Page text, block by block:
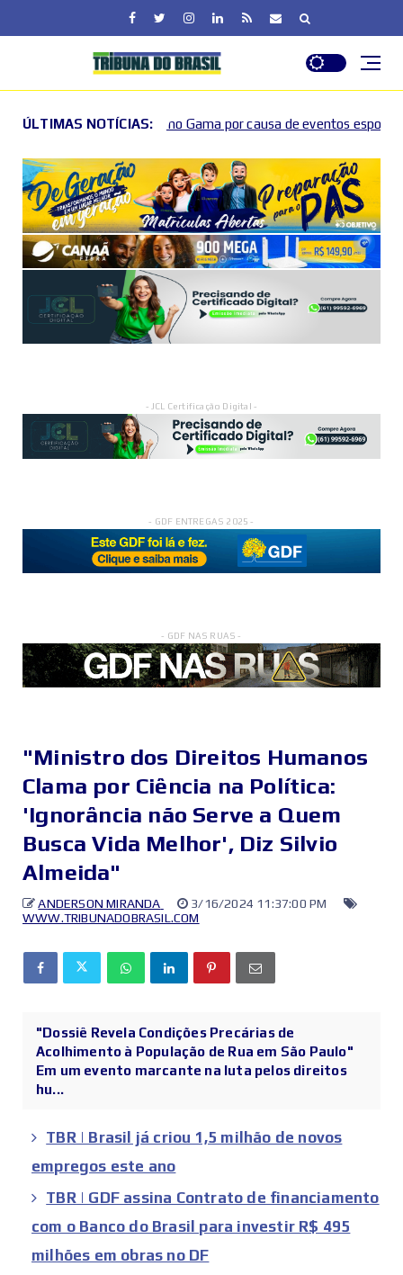
ÚLTIMAS NOTÍCIAS:
Gama por causa de eventos esportivos e culturais 2026
- JCL Certificação Digital -
- GDF ENTREGAS 2025 -
- GDF NAS RUAS -
"Ministro dos Direitos Humanos
Clama por Ciência na Política:
'Ignorância não Serve a Quem
Busca Vida Melhor', Diz Silvio
Almeida"
ANDERSON MIRANDA
3/16/2024 11:37:00 PM
WWW.TRIBUNADOBRASIL.COM
"Dossiê Revela Condições Precárias de
Acolhimento à População de Rua em São Paulo"
Em um evento marcante na luta pelos direitos
hu...
TBR | Brasil já criou 1,5 milhão de novos
empregos este ano
TBR | GDF assina Contrato de financiamento
com o Banco do Brasil para investir R$ 495
milhões em obras no DF